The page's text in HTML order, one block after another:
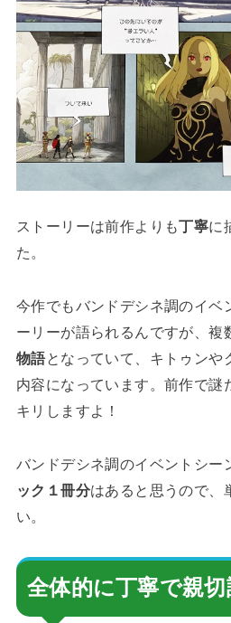
ストーリーは前作よりも丁寧に
た。
今作でもバンドデシネ調のイベ
ーリーが語られるんですが、複
物語となっていて、キトゥンや
内容になっています。前作で謎
キリしますよ！
バンドデシネ調のイベントシー
ック１冊分はあると思うので、
い。
全体的に丁寧で親切